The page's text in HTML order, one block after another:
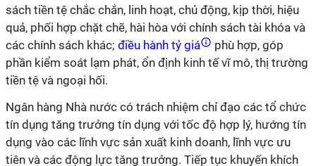
sách tiền tệ chắc chắn, linh hoạt, chủ động, kịp thời, hiệu
quả, phối hợp chặt chẽ, hài hòa với chính sách tài khóa và
các chính sách khác; điều hành tỷ giá
phù hợp, góp
phần kiểm soát lạm phát, ổn định kinh tế vĩ mô, thị trường
tiền tệ và ngoại hối.
Ngân hàng Nhà nước có trách nhiệm chỉ đạo các tổ chức
tín dụng tăng trưởng tín dụng với tốc độ hợp lý, hướng tín
dụng vào các lĩnh vực sản xuất kinh doanh, lĩnh vực ưu
tiên và các động lực tăng trưởng. Tiếp tục khuyến khích